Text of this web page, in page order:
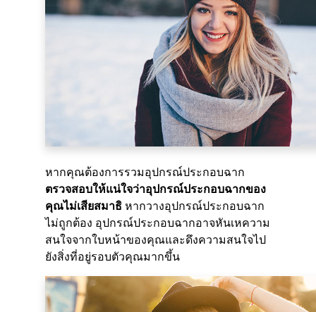
หากคุณต้องการรวมอุปกรณ์ประกอบฉาก
ตรวจสอบให้แน่ใจว่าอุปกรณ์ประกอบฉากของ
คุณไม่เสียสมาธิหากวางอุปกรณ์ประกอบฉาก
ไม่ถูกต้อง อุปกรณ์ประกอบฉากอาจหันเหความ
สนใจจากใบหน้าของคุณและดึงความสนใจไป
ยังสิ่งที่อยู่รอบตัวคุณมากขึ้น